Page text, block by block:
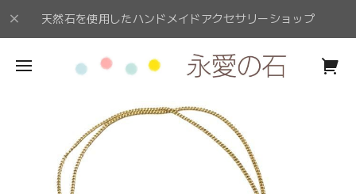
天然石を使用したハンドメイドアクセサリーショップ